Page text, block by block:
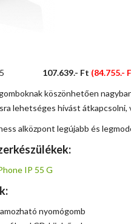
55 107.639.- Ft (84.755.-
köszönhetően
lehetséges hívást
alközpont legújabb és
IP 55 G
nyomógomb